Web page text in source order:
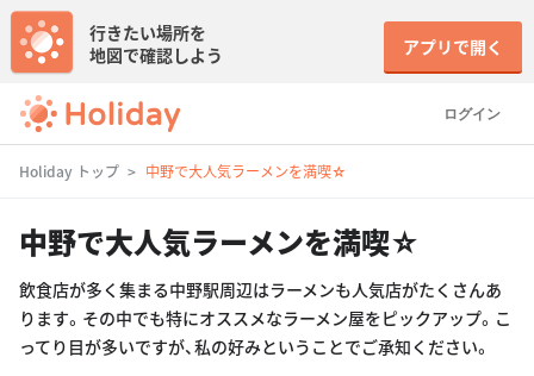
ログイン
行きたい場所を
地図で確認しよう
アプリで開く
Holiday トップ 中野で大人気ラーメンを満喫☆
中野で大人気ラーメンを満喫☆
飲食店が多く集まる中野駅周辺はラーメンも人気店がたくさんあ
ります。その中でも特にオススメなラーメン屋をピックアップ。こ
ってり目が多いですが、私の好みということでご承知ください。